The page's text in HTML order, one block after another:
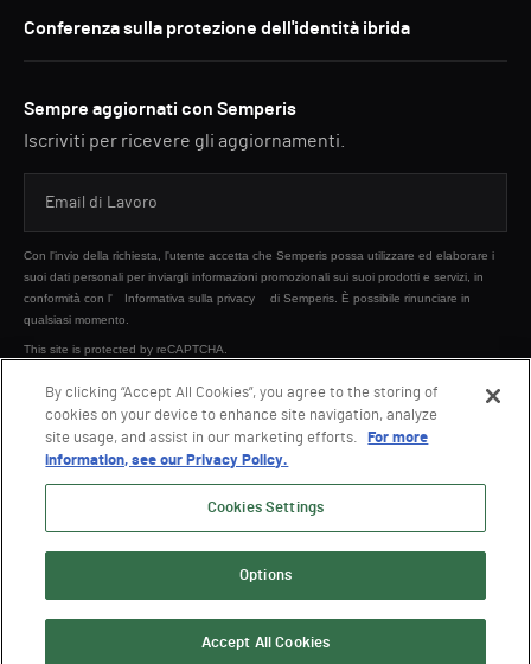
Conferenza sulla protezione dell'identità ibrida
Sempre aggiornati con Semperis
Iscriviti per ricevere gli aggiornamenti.
Con l'invio della richiesta, l'utente accetta che Semperis possa utilizzare ed elaborare i
suoi dati personali per inviargli informazioni promozionali sui suoi prodotti e servizi, in
conformità con l'
Informativa sulla privacy
di Semperis. È possibile rinunciare in
qualsiasi momento.
This site is protected by reCAPTCHA.
INVIA
© 2026 Semperis. Tutti i diritti riservati.
Informativa sulla privacy
Condizioni di utilizzo
By clicking “Accept All Cookies”, you agree to the storing of
cookies on your device to enhance site navigation, analyze
site usage, and assist in our marketing efforts.
For more
information, see our Privacy Policy.
Cookies Settings
Options
Accept All Cookies